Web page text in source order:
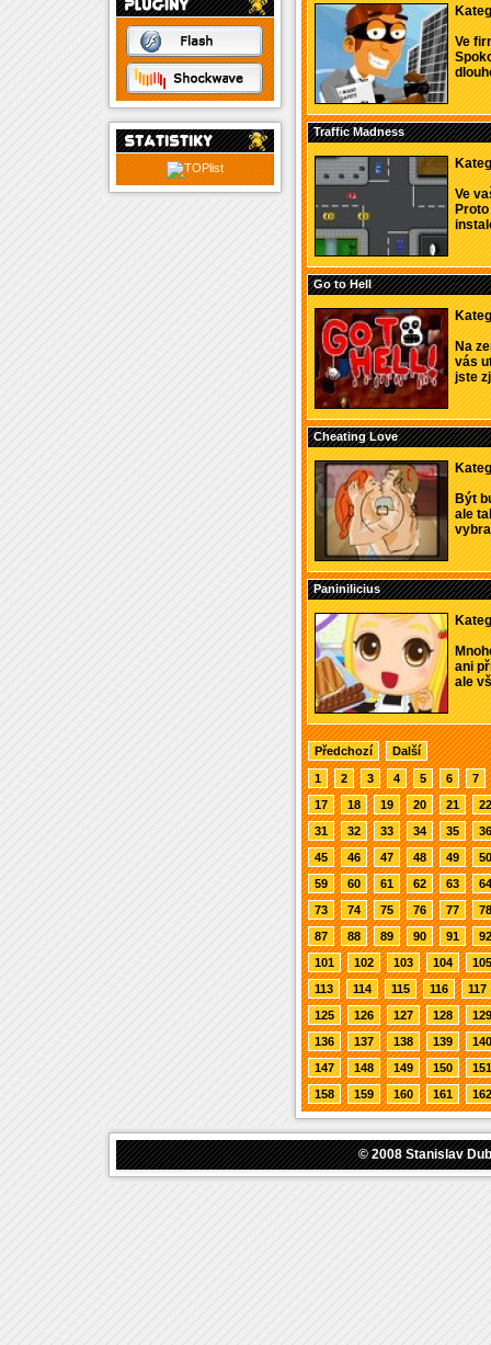
Ve
Traffic Madness
Ve
Proto
Go to Hell
Na
vás
jste
Cheating Love
Být
ale
Paninilicius
ani
ale
Předchozí Další
1 2 3 4 5 6
7
17
18 19 20 21
22
31
32 33 34 35
36
45
46 47 48 49
50
59
60 61 62 63
64
73
74 75 76 77
78
87
88 89 90 91
92
101
102 103 104
105
113
114 115 116
117
125
126 127 128
129
136
137 138 139
140
147
148 149 150
151
158
159 160 161 162
© 2008Stanislav